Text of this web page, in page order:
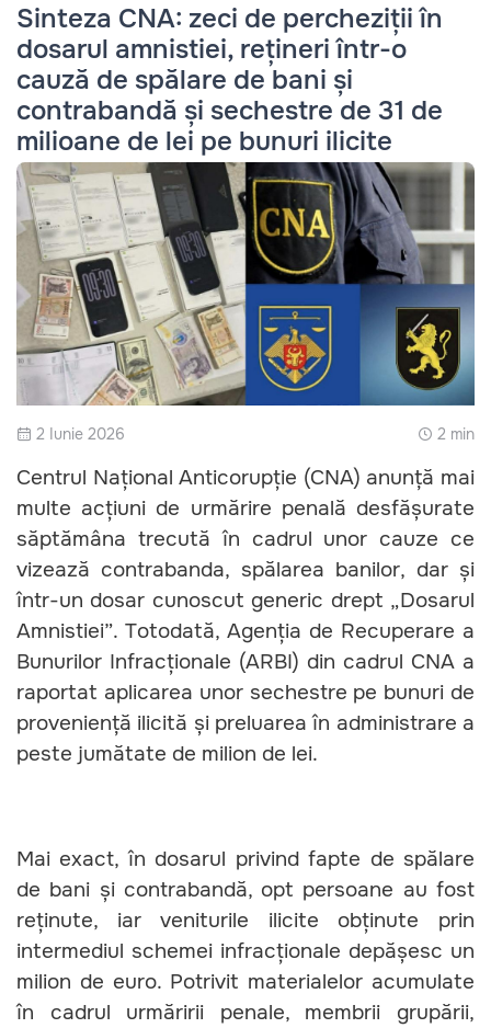
Sinteza CNA: zeci de percheziții în
dosarul amnistiei, rețineri într-o
cauză de spălare de bani și
contrabandă și sechestre de 31 de
milioane de lei pe bunuri ilicite
2 Iunie 2026 2 min
Centrul Național Anticorupție (CNA) anunță mai
multe acțiuni de urmărire penală desfășurate
săptămâna trecută în cadrul unor cauze ce
vizează contrabanda, spălarea banilor, dar și
într-un dosar cunoscut generic drept „Dosarul
Amnistiei”. Totodată, Agenția de Recuperare a
Bunurilor Infracționale (ARBI) din cadrul CNA a
raportat aplicarea unor sechestre pe bunuri de
proveniență ilicită și preluarea în administrare a
peste jumătate de milion de lei.
Mai exact, în dosarul privind fapte de spălare
de bani și contrabandă, opt persoane au fost
reținute, iar veniturile ilicite obținute prin
intermediul schemei infracționale depășesc un
milion de euro. Potrivit materialelor acumulate
în cadrul urmăririi penale, membrii grupării,